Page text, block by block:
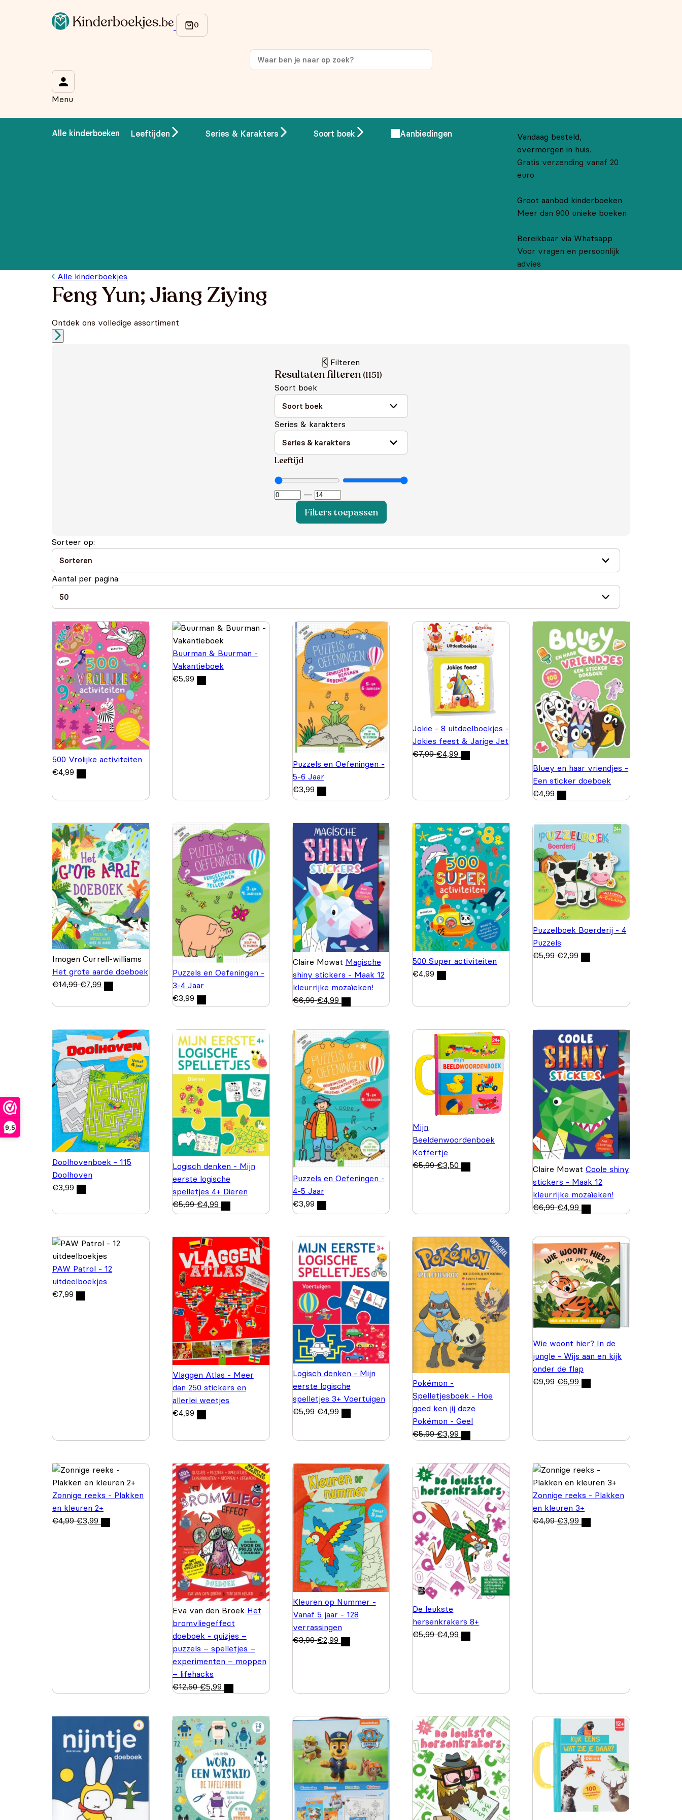
9,5
Menu
Alle kinderboeken Leeftijden Series & Karakters Soort boek Aanbiedingen
Vandaag besteld,
overmorgen in huis.
Gratis verzending vanaf 20
euro
Groot aanbod kinderboeken
Meer dan 900 unieke boeken
Bereikbaar via Whatsapp
Voor vragen en persoonlijk
advies
Alle kinderboekjes
Feng Yun; Jiang Ziying
Ontdek ons volledige assortiment
Filteren
Resultaten filteren (1151)
Soort boek
Series & karakters
Leeftijd
—
Filters toepassen
Sorteer op:
Aantal per pagina:
500 Vrolijke activiteiten
€4,99
Buurman & Buurman -
Vakantieboek
€5,99
Puzzels en Oefeningen -
5-6 Jaar
€3,99
Jokie - 8 uitdeelboekjes -
Jokies feest & Jarige Jet
€7,99 €4,99
Bluey en haar vriendjes -
Een sticker doeboek
€4,99
Imogen Currell-williams
Het grote aarde doeboek
€14,99 €7,99
Puzzels en Oefeningen -
3-4 Jaar
€3,99
Claire Mowat Magische
shiny stickers - Maak 12
kleurrijke mozaïeken!
€6,99 €4,99
500 Super activiteiten
€4,99
Puzzelboek Boerderij - 4
Puzzels
€5,99 €2,99
Doolhovenboek - 115
Doolhoven
€3,99
Logisch denken - Mijn
eerste logische
spelletjes 4+ Dieren
€5,99 €4,99
Puzzels en Oefeningen -
4-5 Jaar
€3,99
Mijn
Beeldenwoordenboek
Koffertje
€5,99 €3,50 Claire MowatCoole shiny
stickers - Maak 12
kleurrijke mozaïeken!
€6,99 €4,99
PAW Patrol - 12
uitdeelboekjes
€7,99
Vlaggen Atlas - Meer
dan 250 stickers en
allerlei weetjes
€4,99
Logisch denken - Mijn
eerste logische
spelletjes 3+ Voertuigen
€5,99 €4,99
Pokémon -
Spelletjesboek - Hoe
goed ken jij deze
Pokémon - Geel
€5,99 €3,99
Wie woont hier? In de
jungle - Wijs aan en kijk
onder de flap
€9,99 €6,99
Zonnige reeks - Plakken
en kleuren 2+
€4,99 €3,99
Eva van den Broek Het
bromvliegeffect
doeboek - quizjes –
puzzels – spelletjes –
experimenten – moppen
– lifehacks
€12,50 €5,99
Kleuren op Nummer -
Vanaf 5 jaar - 128
verrassingen
€3,99 €2,99
De leukste
hersenkrakers 8+
€5,99 €4,99
Zonnige reeks - Plakken
en kleuren 3+
€4,99 €3,99